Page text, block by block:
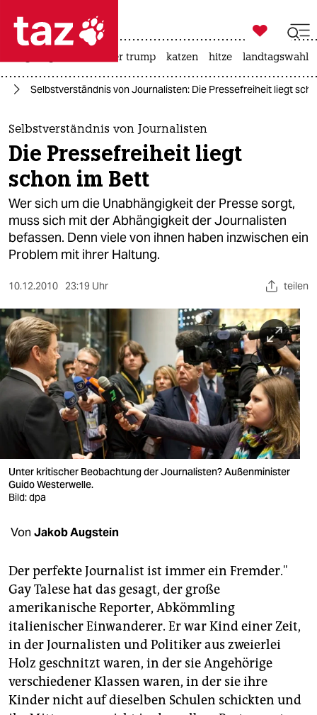
 taz zahl ich
taz zahl ich
themen
politik
öko
gesellschaft
kultur
sport
berlin
nord
wahrheit
verlag
verlag
veranstaltungen
shop
fragen & hilfe
abo
genossenschaft
epaper login

taz zahl ich
usa unter trump katzen hitze landtagswahl
Selbstverständnis von Journalisten: Die Pressefreiheit liegt
Selbstverständnis von Journalisten
Die Pressefreiheit liegt
schon im Bett
Wer sich um die Unabhängigkeit der Presse sorgt,
muss sich mit der Abhängigkeit der Journalisten
befassen. Denn viele von ihnen haben inzwischen ein
Problem mit ihrer Haltung.
10.12.2010 23:19 Uhr teilen
Unter kritischer Beobachtung der Journalisten? Außenminister
Guido Westerwelle.
Bild: dpa
Von Jakob Augstein
Der perfekte Journalist ist immer ein Fremder."
Gay Talese hat das gesagt, der große
amerikanische Reporter, Abkömmling
italienischer Einwanderer. Er war Kind einer Zeit,
in der Journalisten und Politiker aus zweierlei
Holz geschnitzt waren, in der sie Angehörige
verschiedener Klassen waren, in der sie ihre
Kinder nicht auf dieselben Schulen schickten und